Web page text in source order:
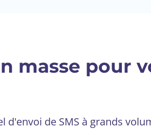
masse pour
d'envoi de SMS à grands